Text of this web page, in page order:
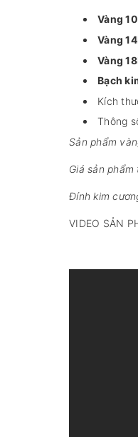
Vàng
Vàng
Vàng
Bạch
Kích
Thông
Sản phẩm
Giá sản
Đính kim
VIDEO SẢN